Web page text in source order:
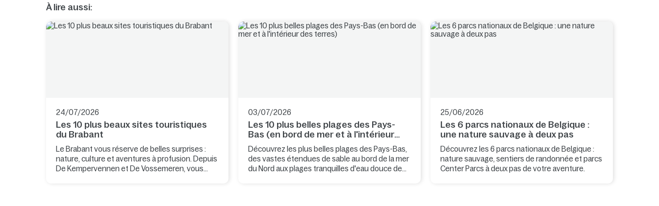
À lire aussi:
24/07/2026
Les 10 plus beaux sites touristiques
du Brabant
Le Brabant vous réserve de belles surprises :
nature, culture et aventures à profusion. Depuis
De Kempervennen et De Vossemeren, vous
03/07/2026
Les 10 plus belles plages des Pays-
Bas (en bord de mer et à l'intérieur
des terres)
Découvrez les plus belles plages des Pays-Bas,
des vastes étendues de sable au bord de la mer
du Nord aux plages tranquilles d'eau douce de
25/06/2026
Les 6 parcs nationaux de Belgique :
une nature sauvage à deux pas
Découvrez les 6 parcs nationaux de Belgique :
nature sauvage, sentiers de randonnée et parcs
Center Parcs à deux pas de votre aventure.